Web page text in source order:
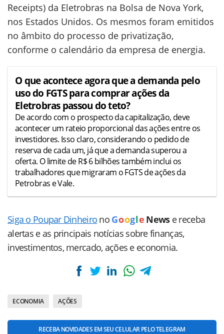
Receipts) da Eletrobras na Bolsa de Nova York,
nos Estados Unidos. Os mesmos foram emitidos
no âmbito do processo de privatização,
conforme o calendário da empresa de energia.
O que acontece agora que a demanda pelo
uso do FGTS para comprar ações da
Eletrobras passou do teto?
De acordo com o prospecto da capitalização, deve
acontecer um rateio proporcional das ações entre os
investidores. Isso claro, considerando o pedido de
reserva de cada um, já que a demanda superou a
oferta. O limite de R$ 6 bilhões também inclui os
trabalhadores que migraram o FGTS de ações da
Petrobras e Vale.
Siga o Poupar Dinheiro no Goog le News e receba
alertas e as principais notícias sobre finanças,
investimentos, mercado, ações e economia.
ECONOMIA AÇÕES
RECEBA NOVIDADES EM SEU CELULAR PELO TELEGRAM